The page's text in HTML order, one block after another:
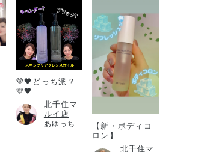
💜🖤どっち派？
💜🖤
北千住マ
ルイ店
あゆっち
【新・ボディコ
ロン】
北千住マ